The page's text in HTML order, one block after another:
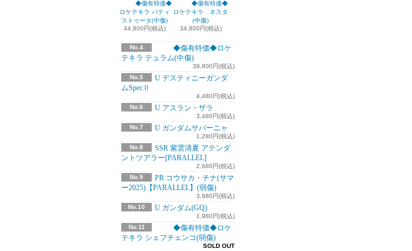
◆傷有特価◆
ロケテキラ バティ
ストゥータ(中傷)
44,800円(税込)
◆傷有特価◆
ロケテキラ ネスタ
(中傷)
34,800円(税込)
No.4
◆傷有特価◆ロケ
テキラ テュラム(中傷)
39,800円(税込)
No.5
U デスティニーガンダ
ムSpecⅡ
4,480円(税込)
No.6
U アスラン・ザラ
3,480円(税込)
No.7
U ガンダムサバーニャ
1,280円(税込)
No.8
SSR 紫雲清夏 アテンダ
ントツアラー[PARALLEL]
2,680円(税込)
No.9
PR コウサカ・チナ(サマ
ー2025)【PARALLEL】(弱傷)
3,980円(税込)
No.10
U ガンダム(GQ)
1,980円(税込)
No.11
◆傷有特価◆ロケ
テキラ シェフチェンコ(弱傷)
SOLD OUT